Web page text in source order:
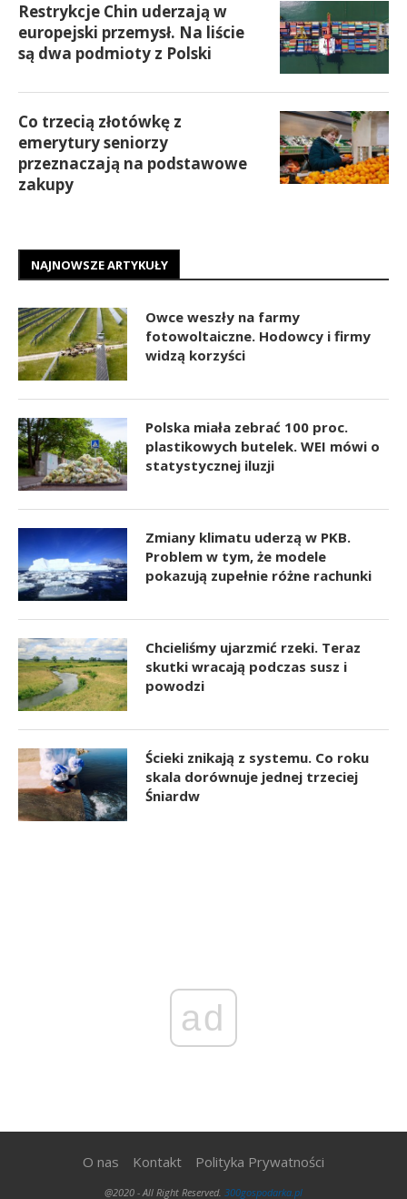
Restrykcje Chin uderzają w
europejski przemysł. Na liście
są dwa podmioty z Polski
Co trzecią złotówkę z
emerytury seniorzy
przeznaczają na podstawowe
zakupy
NAJNOWSZE ARTYKUŁY
Owce weszły na farmy
fotowoltaiczne. Hodowcy i firmy
widzą korzyści
Polska miała zebrać 100 proc.
plastikowych butelek. WEI mówi o
statystycznej iluzji
Zmiany klimatu uderzą w PKB.
Problem w tym, że modele
pokazują zupełnie różne rachunki
Chcieliśmy ujarzmić rzeki. Teraz
skutki wracają podczas susz i
powodzi
Ścieki znikają z systemu. Co roku
skala dorównuje jednej trzeciej
Śniardw
ad
O nas Kontakt Polityka Prywatności
@2020 - All Right Reserved. 300gospodarka.pl